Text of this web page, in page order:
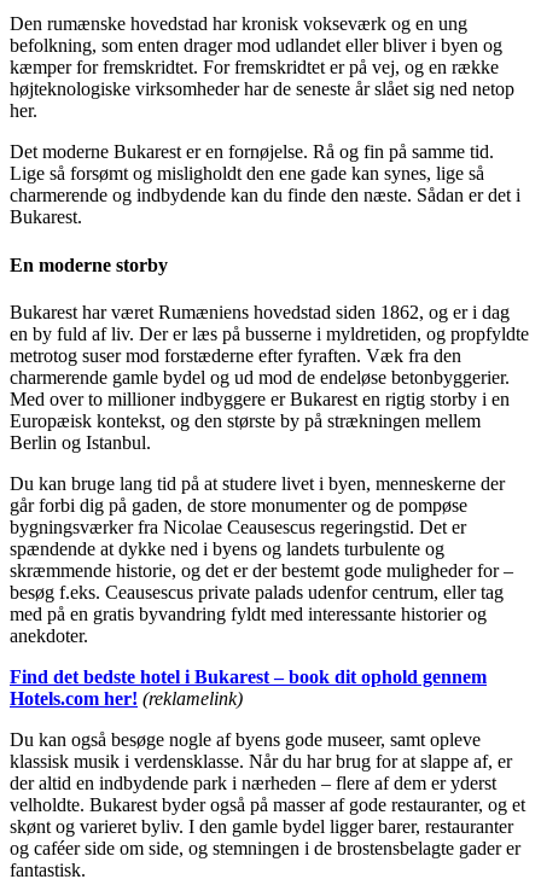
Den rumænske hovedstad har kronisk vokseværk og en ung
befolkning, som enten drager mod udlandet eller bliver i byen og
kæmper for fremskridtet. For fremskridtet er på vej, og en række
højteknologiske virksomheder har de seneste år slået sig ned netop
her.
Det moderne Bukarest er en fornøjelse. Rå og fin på samme tid.
Lige så forsømt og misligholdt den ene gade kan synes, lige så
charmerende og indbydende kan du finde den næste. Sådan er det i
Bukarest.
En moderne storby
Bukarest har været Rumæniens hovedstad siden 1862, og er i dag
en by fuld af liv. Der er læs på busserne i myldretiden, og propfyldte
metrotog suser mod forstæderne efter fyraften. Væk fra den
charmerende gamle bydel og ud mod de endeløse betonbyggerier.
Med over to millioner indbyggere er Bukarest en rigtig storby i en
Europæisk kontekst, og den største by på strækningen mellem
Berlin og Istanbul.
Du kan bruge lang tid på at studere livet i byen, menneskerne der
går forbi dig på gaden, de store monumenter og de pompøse
bygningsværker fra Nicolae Ceausescus regeringstid. Det er
spændende at dykke ned i byens og landets turbulente og
skræmmende historie, og det er der bestemt gode muligheder for –
besøg f.eks. Ceausescus private palads udenfor centrum, eller tag
med på en gratis byvandring fyldt med interessante historier og
anekdoter.
Find det bedste hotel i Bukarest – book dit ophold gennem
Hotels.com her! (reklamelink)
Du kan også besøge nogle af byens gode museer, samt opleve
klassisk musik i verdensklasse. Når du har brug for at slappe af, er
der altid en indbydende park i nærheden – flere af dem er yderst
velholdte. Bukarest byder også på masser af gode restauranter, og et
skønt og varieret byliv. I den gamle bydel ligger barer, restauranter
og caféer side om side, og stemningen i de brostensbelagte gader er
fantastisk.